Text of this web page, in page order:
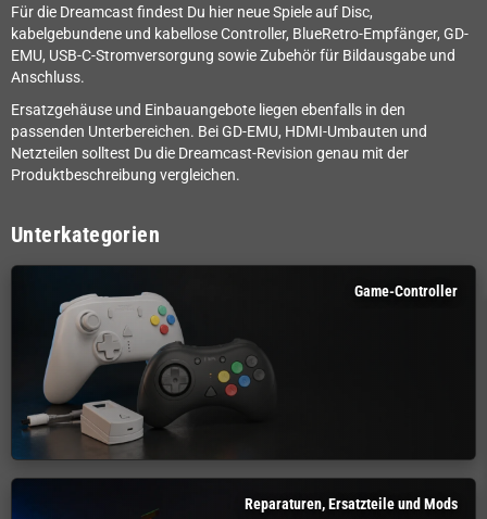
Für die Dreamcast findest Du hier neue Spiele auf Disc,
kabelgebundene und kabellose Controller, BlueRetro-Empfänger, GD-
EMU, USB-C-Stromversorgung sowie Zubehör für Bildausgabe und
Anschluss.
Ersatzgehäuse und Einbauangebote liegen ebenfalls in den
passenden Unterbereichen. Bei GD-EMU, HDMI-Umbauten und
Netzteilen solltest Du die Dreamcast-Revision genau mit der
Produktbeschreibung vergleichen.
Unterkategorien
Game-Controller
Reparaturen, Ersatzteile und Mods